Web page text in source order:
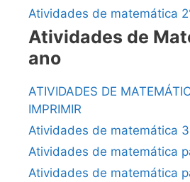
Atividades de matemática
Atividades de
ano
ATIVIDADES DE
IMPRIMIR
Atividades de matemática
Atividades de matemática
Atividades de matemática